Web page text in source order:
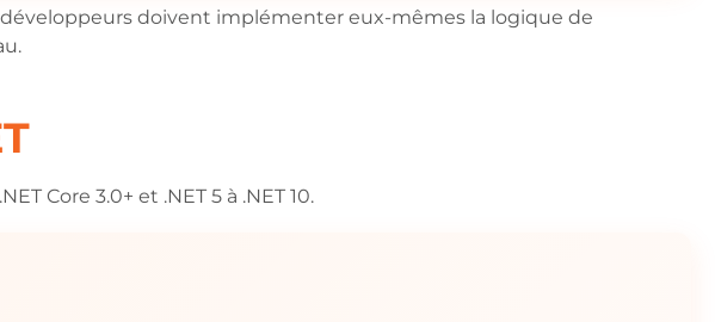
doivent implémenter eux-mêmes la logique de
Core 3.0+ et .NET 5 à .NET 10.